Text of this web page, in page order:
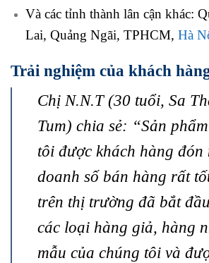
Và các tỉnh thành lân cận khác:
Lai, Quảng Ngãi, TPHCM, Hà
Trải nghiệm của khách
Chị N.N.T (30 tuổi, Sa
Tum) chia sẻ: “Sản
tôi được khách hàng đón
doanh số bán hàng rất
trên thị trường đã bắt
các loại hàng giả, hàng
mẫu của chúng tôi và